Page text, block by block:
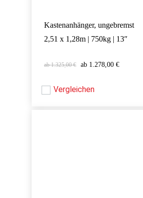
Kastenanhänger, ungebremst
2,51 x 1,28m | 750kg | 13″
1.325,00€
Ursprünglicher
1.325,00 €
1.278,00 €Aktueller
Ursprünglicher
war:
1.325,00 €
1.278,00
Aktueller
ist:
Vergleichen